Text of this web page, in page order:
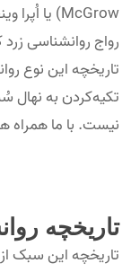
رواج روانشناسی
تاریخچه این نوع
تکیه‌کردن به نهال
نیست. با ما همراه
تاریخچه